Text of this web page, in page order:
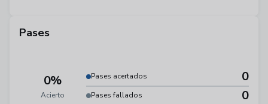
Pases
0%
Acierto
Pases acertados 0
Pases fallados 0